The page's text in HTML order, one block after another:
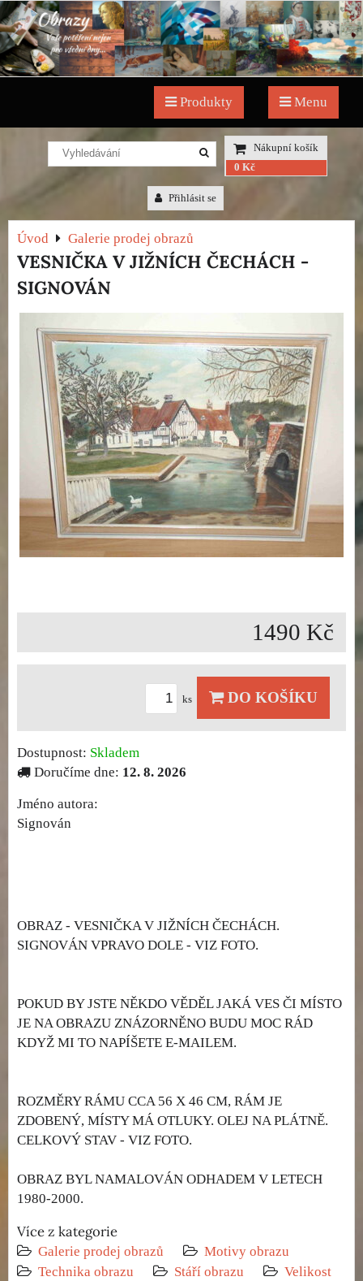
Produkty Menu
Nákupní košík
0 Kč
Přihlásit se
Úvod Galerie prodej obrazů
VESNIČKA V JIŽNÍCH ČECHÁCH -
SIGNOVÁN
1490 Kč
ks DO KOŠÍKU
Dostupnost: Skladem
Doručíme dne: 12. 8. 2026
Jméno autora:
Signován
OBRAZ - VESNIČKA V JIŽNÍCH ČECHÁCH.
SIGNOVÁN VPRAVO DOLE - VIZ FOTO.
POKUD BY JSTE NĚKDO VĚDĚL JAKÁ VES ČI MÍSTO
JE NA OBRAZU ZNÁZORNĚNO BUDU MOC RÁD
KDYŽ MI TO NAPÍŠETE E-MAILEM.
ROZMĚRY RÁMU CCA 56 X 46 CM, RÁM JE
ZDOBENÝ, MÍSTY MÁ OTLUKY. OLEJ NA PLÁTNĚ.
CELKOVÝ STAV - VIZ FOTO.
OBRAZ BYL NAMALOVÁN ODHADEM V LETECH
1980-2000.
Více z kategorie
Galerie prodej obrazů
Motivy obrazu
Technika obrazu
Stáří obrazu
Velikost